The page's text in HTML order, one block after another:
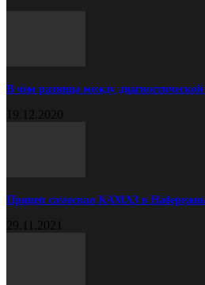
В чём разница между
19.12.2020
Прицеп самосвал КАМАЗ в
29.11.2021